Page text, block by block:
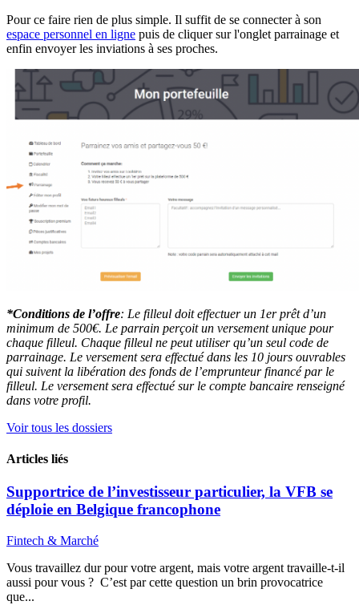
Pour ce faire rien de plus simple. Il suffit de se connecter à son
espace personnel en ligne puis de cliquer sur l'onglet parrainage et
enfin envoyer les inviations à ses proches.
*Conditions de l’offre: Le filleul doit effectuer un 1er prêt d’un
minimum de 500€. Le parrain perçoit un versement unique pour
chaque filleul. Chaque filleul ne peut utiliser qu’un seul code de
parrainage. Le versement sera effectué dans les 10 jours ouvrables
qui suivent la libération des fonds de l’emprunteur financé par le
filleul. Le versement sera effectué sur le compte bancaire renseigné
dans votre profil.
Voir tous les dossiers
Articles liés
Supportrice de l’investisseur particulier, la VFB se
déploie en Belgique francophone
Fintech & Marché
Vous travaillez dur pour votre argent, mais votre argent travaille-t-il
aussi pour vous ? C’est par cette question un brin provocatrice
que...